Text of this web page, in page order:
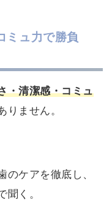
ュ力で勝負
・清潔感・コミュ
りません。
ケアを徹底し、
聞く。